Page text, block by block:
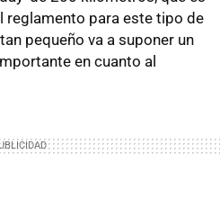
reglamento para este tipo de
pequeño va a suponer un
en cuanto al